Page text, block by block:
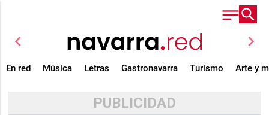
chevron_left chevron_right
En red Música Letras Gastronavarra Turismo Arte y
PUBLICIDAD